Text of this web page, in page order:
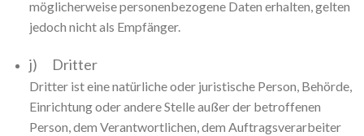
möglicherweise personenbezogene Daten erhalten, gelten
jedoch nicht als Empfänger.
j) Dritter
Dritter ist eine natürliche oder juristische Person, Behörde,
Einrichtung oder andere Stelle außer der betroffenen
Person, dem Verantwortlichen, dem Auftragsverarbeiter